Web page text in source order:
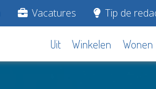
Vacatures Tip de
Uit Winkelen Wonen